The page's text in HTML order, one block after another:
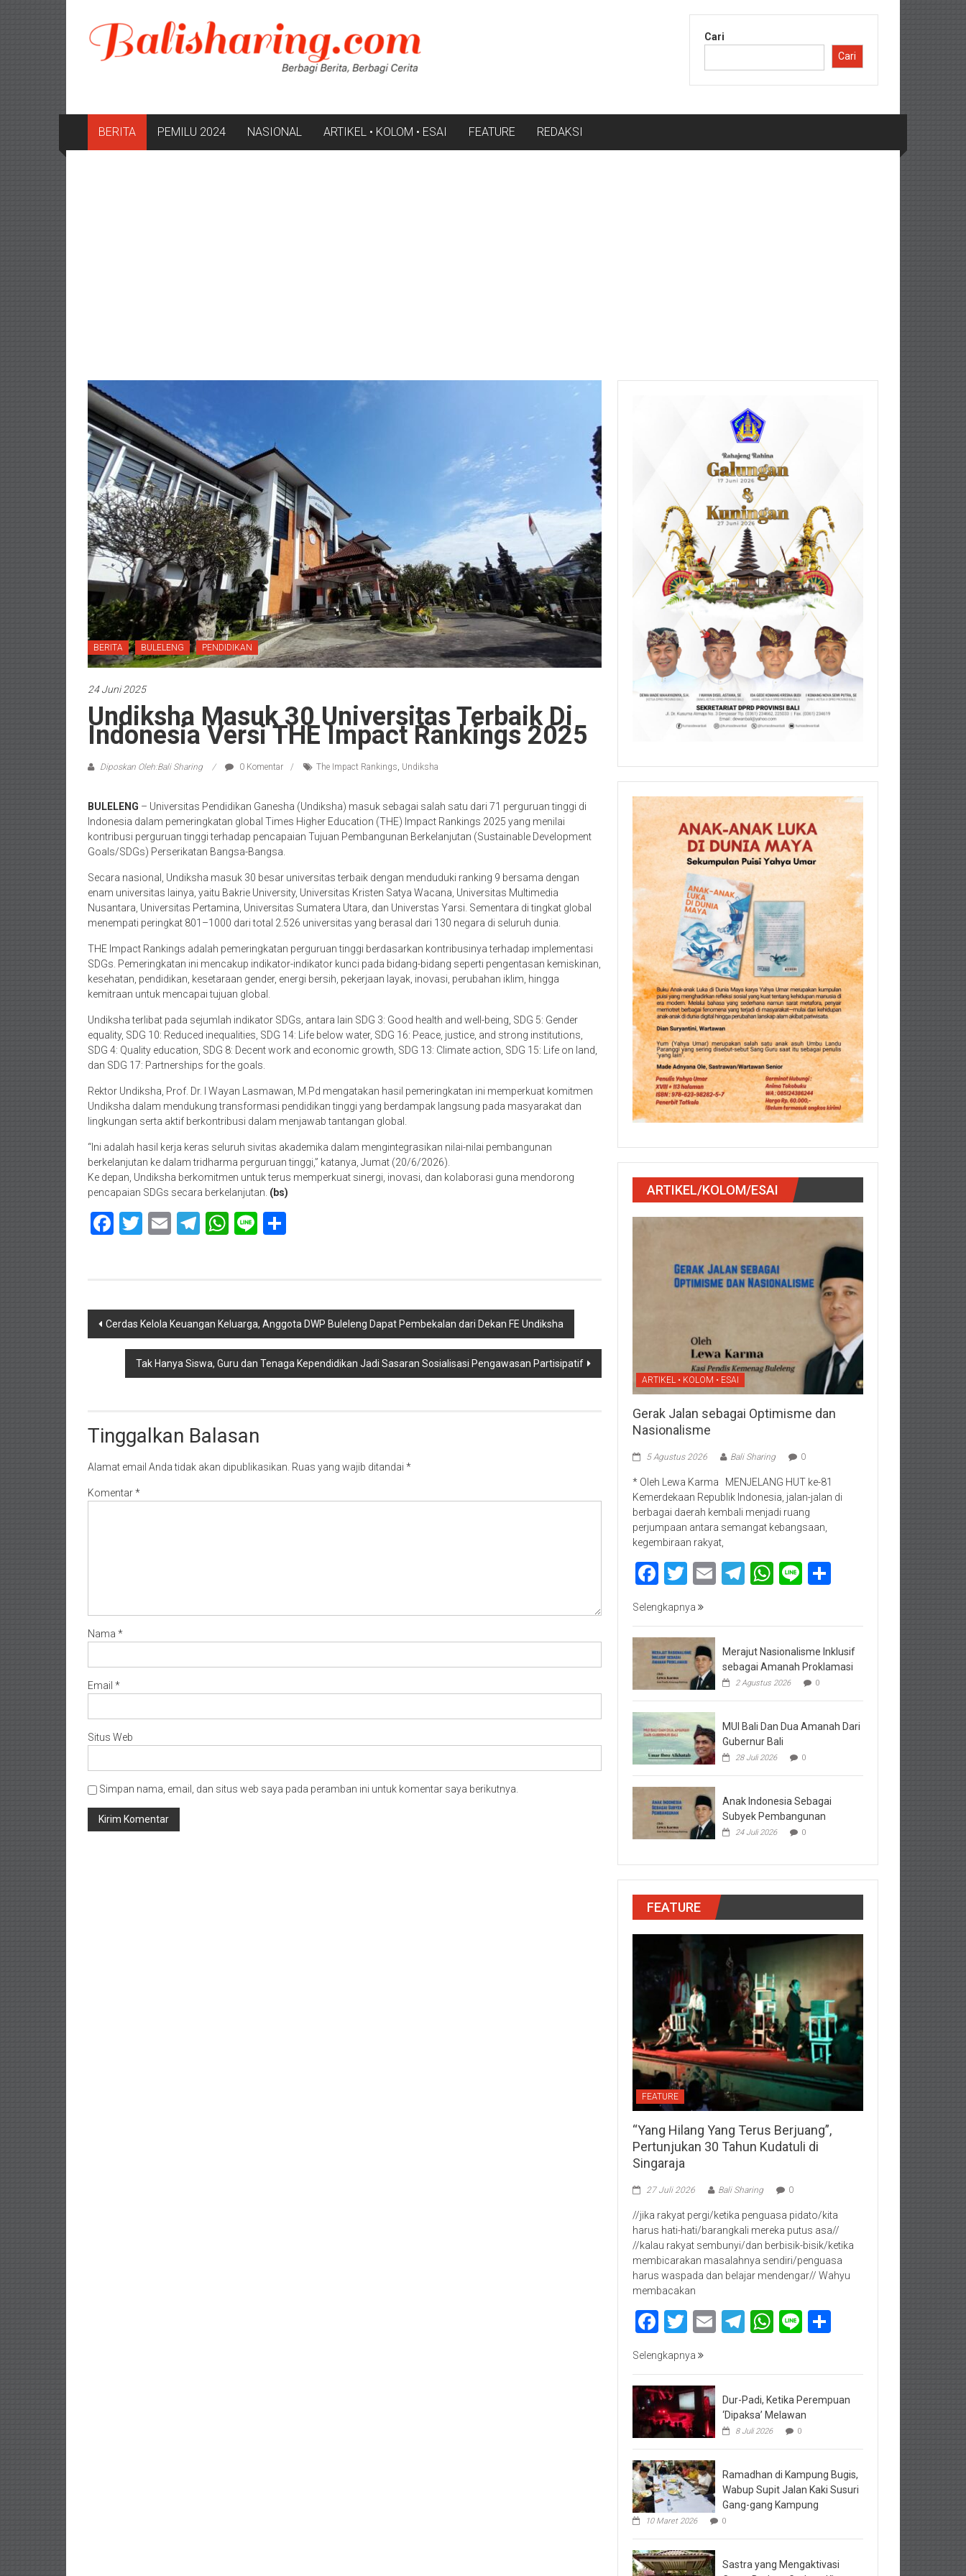
konten
Cari
Cari
BERITA PEMILU 2024 NASIONAL ARTIKEL • KOLOM • ESAI FEATURE REDAKSI
BERITA BULELENG PENDIDIKAN
24 Juni 2025
Undiksha Masuk 30 Universitas Terbaik Di
Indonesia Versi THE Impact Rankings 2025
Diposkan Oleh:Bali Sharing 0 Komentar The Impact Rankings, Undiksha
BULELENG – Universitas Pendidikan Ganesha (Undiksha) masuk sebagai salah satu dari 71 perguruan tinggi di
Indonesia dalam pemeringkatan global Times Higher Education (THE) Impact Rankings 2025 yang menilai
kontribusi perguruan tinggi terhadap pencapaian Tujuan Pembangunan Berkelanjutan (Sustainable Development
Goals/SDGs) Perserikatan Bangsa-Bangsa.
Secara nasional, Undiksha masuk 30 besar universitas terbaik dengan menduduki ranking 9 bersama dengan
enam universitas lainya, yaitu Bakrie University, Universitas Kristen Satya Wacana, Universitas Multimedia
Nusantara, Universitas Pertamina, Universitas Sumatera Utara, dan Universtas Yarsi. Sementara di tingkat global
menempati peringkat 801–1000 dari total 2.526 universitas yang berasal dari 130 negara di seluruh dunia.
THE Impact Rankings adalah pemeringkatan perguruan tinggi berdasarkan kontribusinya terhadap implementasi
SDGs. Pemeringkatan ini mencakup indikator-indikator kunci pada bidang-bidang seperti pengentasan kemiskinan,
kesehatan, pendidikan, kesetaraan gender, energi bersih, pekerjaan layak, inovasi, perubahan iklim, hingga
kemitraan untuk mencapai tujuan global.
Undiksha terlibat pada sejumlah indikator SDGs, antara lain SDG 3: Good health and well-being, SDG 5: Gender
equality, SDG 10: Reduced inequalities, SDG 14: Life below water, SDG 16: Peace, justice, and strong institutions,
SDG 4: Quality education, SDG 8: Decent work and economic growth, SDG 13: Climate action, SDG 15: Life on land,
dan SDG 17: Partnerships for the goals.
Rektor Undiksha, Prof. Dr. I Wayan Lasmawan, M.Pd mengatakan hasil pemeringkatan ini memperkuat komitmen
Undiksha dalam mendukung transformasi pendidikan tinggi yang berdampak langsung pada masyarakat dan
lingkungan serta aktif berkontribusi dalam menjawab tantangan global.
“Ini adalah hasil kerja keras seluruh sivitas akademika dalam mengintegrasikan nilai-nilai pembangunan
berkelanjutan ke dalam tridharma perguruan tinggi,” katanya, Jumat (20/6/2026).
Ke depan, Undiksha berkomitmen untuk terus memperkuat sinergi, inovasi, dan kolaborasi guna mendorong
pencapaian SDGs secara berkelanjutan. (bs)
Facebook
Twitter
EmailTelegram
WhatsApp
Line
Navigasi
Cerdas Kelola Keuangan Keluarga, Anggota DWP Buleleng Dapat Pembekalan dari Dekan FE Undiksha
Tak Hanya Siswa, Guru dan Tenaga Kependidikan Jadi Sasaran Sosialisasi Pengawasan Partisipatif
Tinggalkan Balasan
Alamat email Anda tidak akan dipublikasikan. Ruas yang wajib ditandai *
Komentar*
Nama *
Email *
Situs Web
Simpan nama, email, dan situs web saya pada peramban ini untuk komentar saya berikutnya.
ARTIKEL/KOLOM/ESAI
ARTIKEL • KOLOM • ESAI
Gerak Jalan sebagai Optimisme dan
Nasionalisme
5 Agustus 2026 Bali Sharing 0
* Oleh Lewa Karma MENJELANG HUT ke-81
Kemerdekaan Republik Indonesia, jalan-jalan di
berbagai daerah kembali menjadi ruang
perjumpaan antara semangat kebangsaan,
kegembiraan rakyat,
Facebook
Twitter
EmailTelegram
WhatsApp
Line
Selengkapnya
Merajut Nasionalisme Inklusif
sebagai Amanah Proklamasi
2 Agustus 2026 0
MUI Bali Dan Dua Amanah Dari
Gubernur Bali
28 Juli 2026 0
Anak Indonesia Sebagai
Subyek Pembangunan
24 Juli 2026 0
FEATURE
FEATURE
“Yang Hilang Yang Terus Berjuang”,
Pertunjukan 30 Tahun Kudatuli di
Singaraja
27 Juli 2026 Bali Sharing 0
//jika rakyat pergi/ketika penguasa pidato/kita
harus hati-hati/barangkali mereka putus asa//
//kalau rakyat sembunyi/dan berbisik-bisik/ketika
membicarakan masalahnya sendiri/penguasa
harus waspada dan belajar mendengar// Wahyu
membacakan
Facebook
Twitter
EmailTelegram
WhatsApp
Line
Selengkapnya
Dur-Padi, Ketika Perempuan
‘Dipaksa’ Melawan
8 Juli 2026 0
Ramadhan di Kampung Bugis,
Wabup Supit Jalan Kaki Susuri
Gang-gang Kampung
10 Maret 2026 0
Sastra yang Mengaktivasi